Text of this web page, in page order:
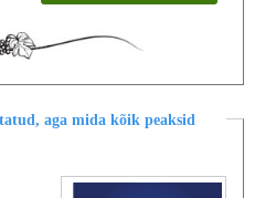
aga mida kõik peaksid